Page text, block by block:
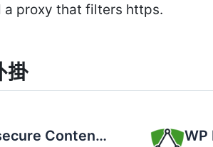
a proxy that filters https.
掛
SSL Insecure Content Fixer